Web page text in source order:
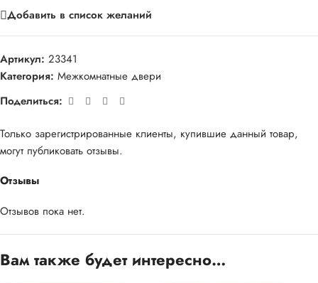
Добавить в список желаний
Артикул: 23341
Категория: Межкомнатные двери
Поделиться:
Отзывы
Отзывов пока нет.
Только зарегистрированные клиенты, купившие данный товар,
могут публиковать отзывы.
Вам также будет интересно…